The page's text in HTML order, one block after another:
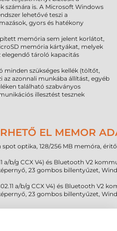
számára is. A Microsoft Windows
lehetővé teszi a
gyors és hatékony
memória sem jelent korlátot,
memória kártyákat, melyek
tároló kapacitás
minden szükséges kellék (töltőt,
az azonnali munkába állítást, egyéb
található szabványos
illesztést tesznek
EL MEMOR
spot optika, 128/256 MB memóra,
a/b/g CCX V4) és Bluetooth V2
23 gombos billentyűzet,
a/b/g CCX V4) és Bluetooth V2
23 gombos billentyűzet,
RENDSZEREK